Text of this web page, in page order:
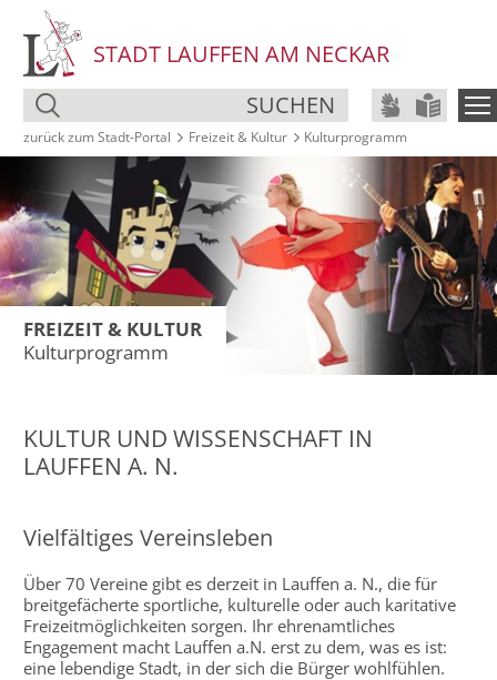
STADT LAUFFEN AM NECKAR
SUCHEN
zurück zum Stadt‑Portal Freizeit & Kultur Kultur­programm
FREIZEIT & KULTUR
Kultur­programm
KULTUR UND WISSENSCHAFT IN
LAUFFEN A. N.
Vielfältiges Vereinsleben
Über 70 Vereine gibt es derzeit in Lauffen a. N., die für
breitgefächerte sportliche, kulturelle oder auch karitative
Freizeitmöglichkeiten sorgen. Ihr ehrenamtliches
Engagement macht Lauffen a.N. erst zu dem, was es ist:
eine lebendige Stadt, in der sich die Bürger wohlfühlen.